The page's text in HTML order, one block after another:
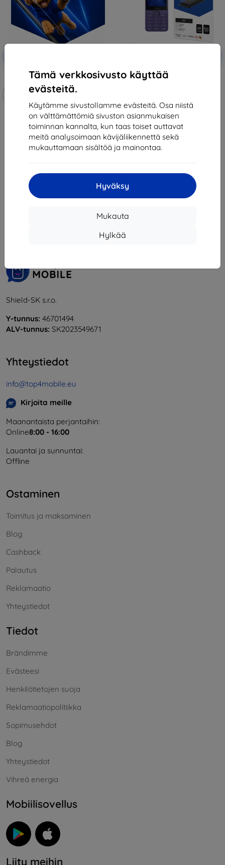
Tämä verkkosivusto käyttää
evästeitä.
Käytämme sivustollamme evästeitä. Osa niistä
on välttämättömiä sivuston asianmukaisen
toiminnan kannalta, kun taas toiset auttavat
meitä analysoimaan kävijäliikennettä sekä
mukauttamaan sisältöä ja mainontaa.
Hyväksy
Mukauta
Hylkää
3mk Hammer protective film
Mittojen mukaan
21,90 €
19,70 €
Varastossa 4 kpl
3mk ARC+ Protective film for
Nokia 235 4G / 215 4G (2024)
8,90 €
Viimeinen kappale varastossa
yhteensä6.
Shield-SK s.r.o.
Y-tunnus: 46701494
ALV-tunnus: SK2023549671
Yhteystiedot
info@top4mobile.eu
Kirjoita meille
Maanantaista perjantaihin:
Online8:00 - 16:00
Lauantai ja sunnuntai:
Offline
Ostaminen
Toimitus ja maksaminen
Blog
Cashback
Palautus
Reklamaatio
Yhteystiedot
Tiedot
Brändimme
Evästeesi
Henkilötietojen suoja
Reklamaatiopolitiikka
Sopimusehdot
Blog
Yhteystiedot
Vihreä energia
Mobiilisovellus
Liity meihin